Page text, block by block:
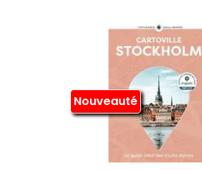
Nouveauté